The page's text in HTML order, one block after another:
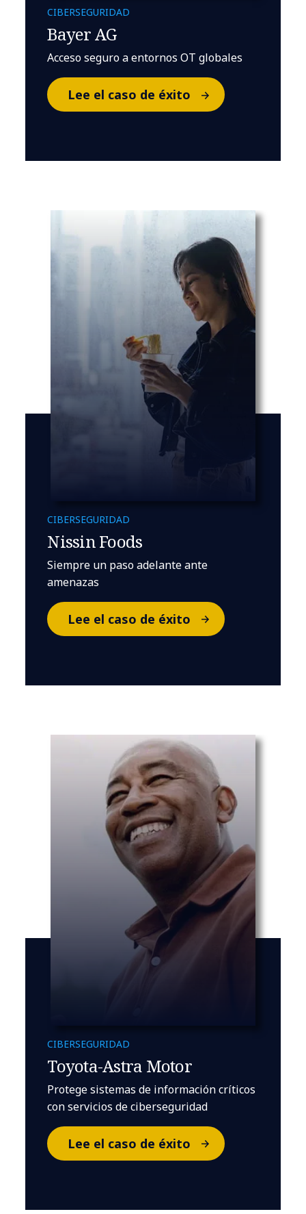
CIBERSEGURIDAD
Bayer AG
Acceso seguro a entornos OT globales
Lee el caso de éxito
CIBERSEGURIDAD
Nissin Foods
Siempre un paso adelante ante
amenazas
Lee el caso de éxito
CIBERSEGURIDAD
Toyota-Astra Motor
Protege sistemas de información críticos
con servicios de ciberseguridad
Lee el caso de éxito